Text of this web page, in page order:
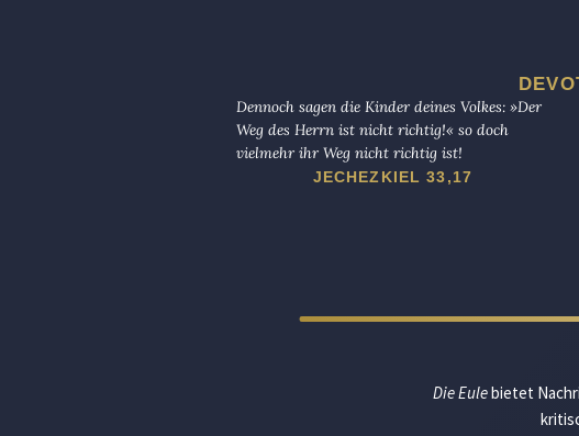
Dennoch sagen die Kinder deines Volkes: »Der
Weg des Herrn ist nicht richtig!« so doch
vielmehr ihr Weg nicht richtig ist!
JECHEZKIEL 33,17
Die Eulebietet